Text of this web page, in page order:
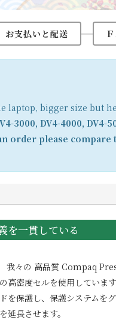
お支払いと配送
laptop, bigger size but
DV4-4000, DV4-
order please
を一貫している
我々の 高品質 Compaq
高密度セルを使用していま
を保護し、保護システムを
延長させます。